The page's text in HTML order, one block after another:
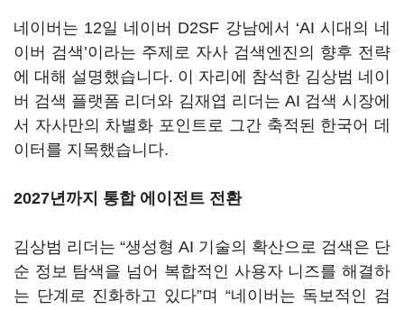
네이버는 12일 네이버 D2SF 강남에서 ‘AI 시대의 네
이버 검색’이라는 주제로 자사 검색엔진의 향후 전략
에 대해 설명했습니다. 이 자리에 참석한 김상범 네이
버 검색 플랫폼 리더와 김재엽 리더는 AI 검색 시장에
서 자사만의 차별화 포인트로 그간 축적된 한국어 데
이터를 지목했습니다.
2027년까지 통합 에이전트 전환
김상범 리더는 “생성형 AI 기술의 확산으로 검색은 단
순 정보 탐색을 넘어 복합적인 사용자 니즈를 해결하
는 단계로 진화하고 있다”며 “네이버는 독보적인 검